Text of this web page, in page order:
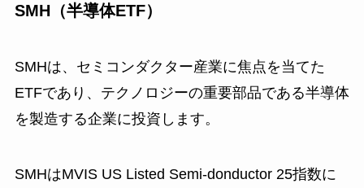
SMH（半導体ETF）
SMHは、セミコンダクター産業に焦点を当てた
ETFであり、テクノロジーの重要部品である半導体
を製造する企業に投資します。
SMHはMVIS US Listed Semi-donductor 25指数に